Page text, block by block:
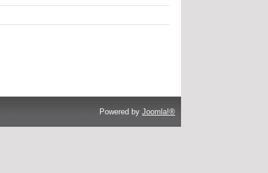
Powered by Joomla!®